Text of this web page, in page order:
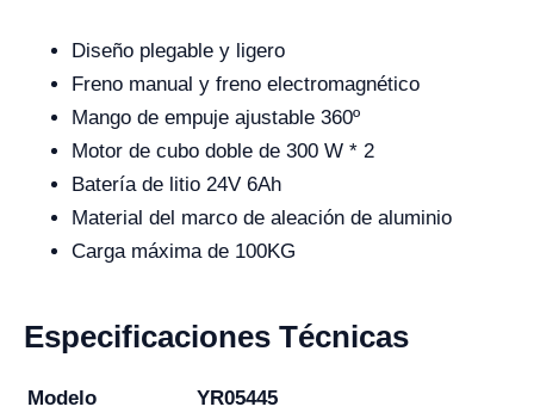
Diseño plegable y ligero
Freno manual y freno electromagnético
Mango de empuje ajustable 360º
Motor de cubo doble de 300 W * 2
Batería de litio 24V 6Ah
Material del marco de aleación de aluminio
Carga máxima de 100KG
Especificaciones Técnicas
Modelo
YR05445